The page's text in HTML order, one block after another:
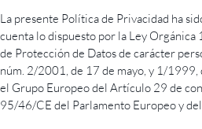
La presente Política de Privacidad ha
cuenta lo dispuesto por la Ley
de Protección de Datos de carácter
núm. 2/2001, de 17 de mayo, y 1/
el Grupo Europeo del Artículo 29 de
95/46/CE del Parlamento Europeo y